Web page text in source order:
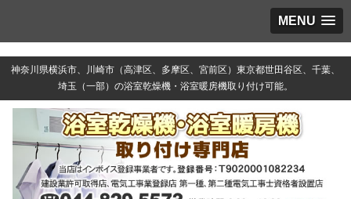
MENU
神奈川県横浜市、川崎市（高津区、多摩区、宮前区）東京都世田谷区、千葉、
埼玉（一部）の浴室乾燥機・浴室暖房機取り付け可能。